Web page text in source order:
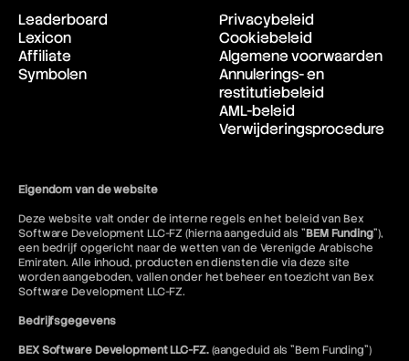
Leaderboard
Lexicon
Affiliate
Symbolen
Privacybeleid
Cookiebeleid
Algemene voorwaarden
Annulerings- en
restitutiebeleid
AML-beleid
Verwijderingsprocedure
Eigendom van de website
Deze website valt onder de interne regels en het beleid van Bex
Software Development LLC-FZ (hierna aangeduid als "BEM Funding"),
een bedrijf opgericht naar de wetten van de Verenigde Arabische
Emiraten. Alle inhoud, producten en diensten die via deze site
worden aangeboden, vallen onder het beheer en toezicht van Bex
Software Development LLC-FZ.
Bedrijfsgegevens
BEX Software Development LLC-FZ.(aangeduid als "Bem Funding")